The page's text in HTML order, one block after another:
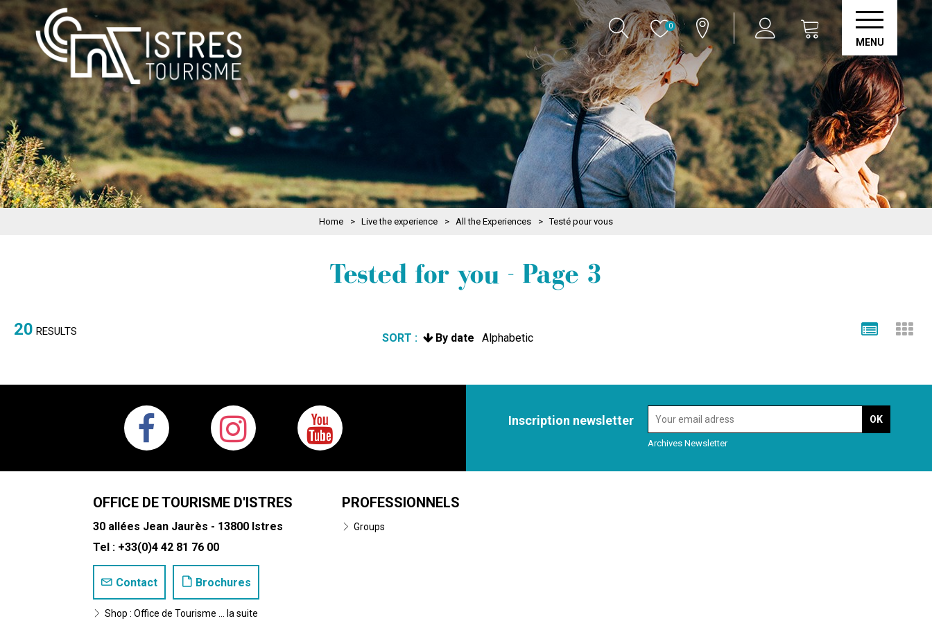
0
MENU
Home > Live the experience > All the Experiences > Testé pour vous
Tested for you - Page 3
20 RESULTS SORT : By date Alphabetic
Inscription newsletter
Archives Newsletter
OFFICE DE TOURISME D'ISTRES
30 allées Jean Jaurès - 13800 Istres
Tel : +33(0)4 42 81 76 00
Contact Brochures
Shop : Office de Tourisme ... la suite
PROFESSIONNELS
Groups